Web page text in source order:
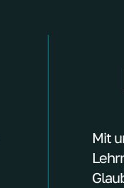
Mit